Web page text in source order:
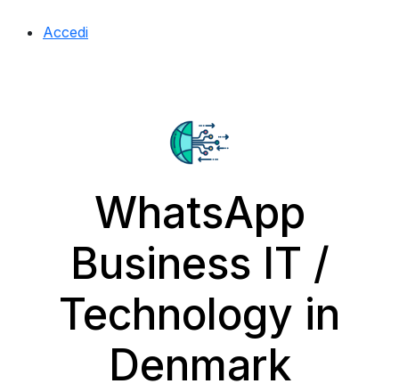
Accedi
WhatsApp
Business IT /
Technology in
Denmark